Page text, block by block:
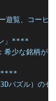
覧、コーヒ
ン」****
少な銘柄が
****
パズル）のセ